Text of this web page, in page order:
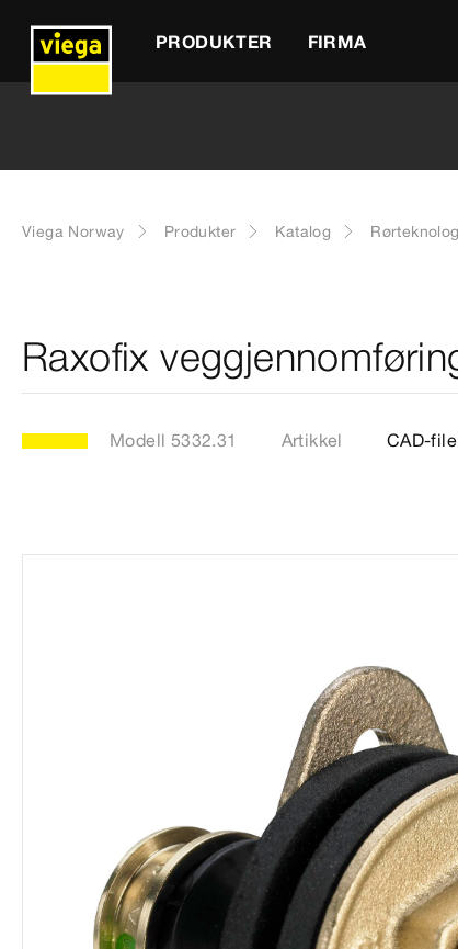
PRODUKTER FIRMA
Viega Norway Produkter Katalog
Raxofix
Modell 5332.31 Artikkel CAD-